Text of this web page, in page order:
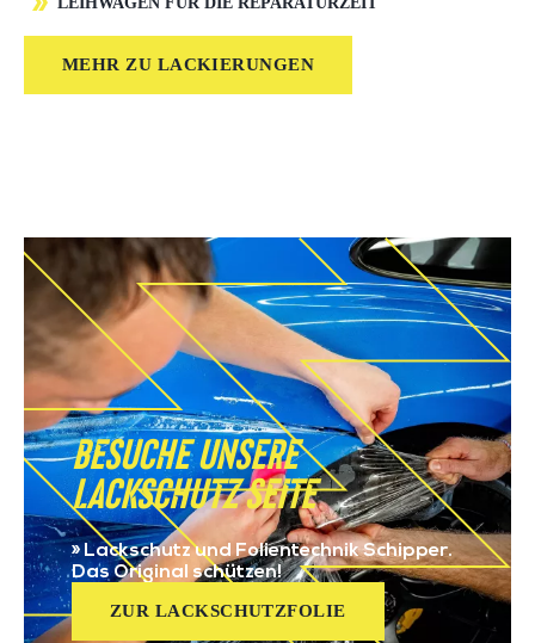
MEHR ZU LACKIERUNGEN
Besuche unsere
Lack­schutz seite
» Lackschutz und Folientechnik Schipper.
Das Original schützen!
ZUR LACKSCHUTZFOLIE